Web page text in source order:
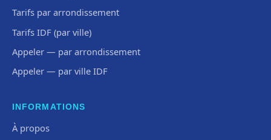
Tarifs par arrondissement
Tarifs IDF (par ville)
Appeler — par arrondissement
Appeler — par ville IDF
INFORMATIONS
À propos